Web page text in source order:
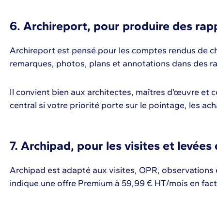
6. Archireport, pour produire des
Archireport est pensé pour les comptes rendus de
remarques, photos, plans et annotations dans des
Il convient bien aux architectes, maîtres d’œuvre et
central si votre priorité porte sur le pointage, les
7. Archipad, pour les visites et levées
Archipad est adapté aux visites, OPR,
indique une offre Premium à 59,99 € HT/mois en